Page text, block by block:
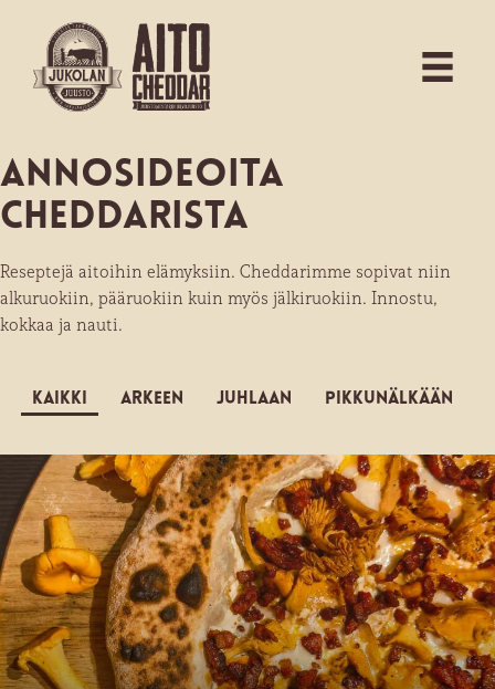
Annosideoita
Cheddarista
Reseptejä aitoihin elämyksiin. Cheddarimme sopivat niin
alkuruokiin, pääruokiin kuin myös jälkiruokiin. Innostu,
kokkaa ja nauti.
Kaikki Arkeen Juhlaan Pikkunälkään